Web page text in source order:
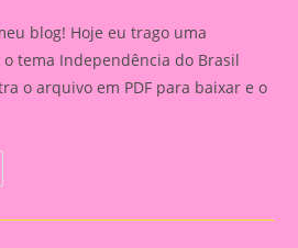
blog! Hoje eu trago uma
tema Independência do Brasil
o arquivo em PDF para baixar e o